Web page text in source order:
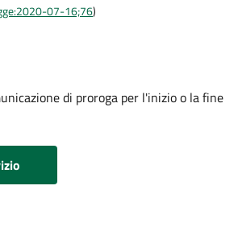
07-16;76)
di proroga per l'inizio o la fine